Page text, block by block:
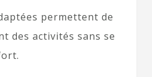
permettent de
des activités sans se